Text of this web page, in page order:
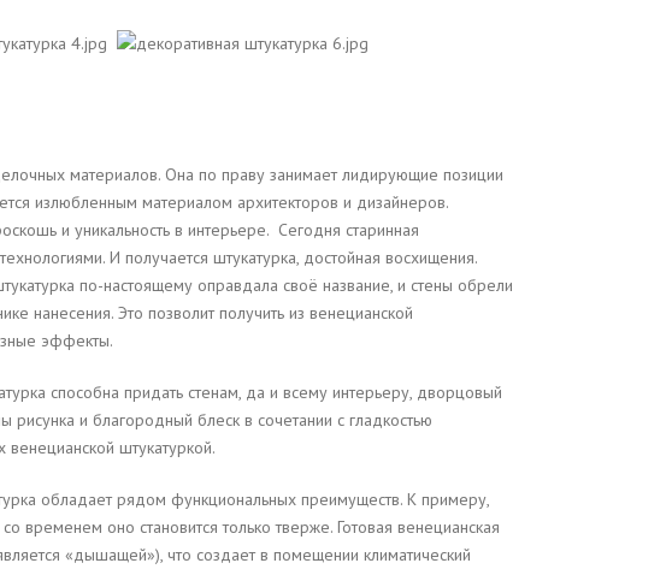
материалов. Она по праву занимает лидирующие позиции
излюбленным материалом архитекторов и дизайнеров.
и уникальность в интерьере. Сегодня старинная
И получается штукатурка, достойная восхищения.
по-настоящему оправдала своё название, и стены обрели
нанесения. Это позволит получить из венецианской
эффекты.
способна придать стенам, да и всему интерьеру, дворцовый
и благородный блеск в сочетании с гладкостью
штукатуркой.
обладает рядом функциональных преимуществ. К примеру,
временем оно становится только тверже. Готовая венецианская
«дышащей»), что создает в помещении климатический